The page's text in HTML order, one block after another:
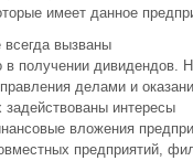
имеет данное
вызваны
в получении дивидендов.
делами и
интересы
вложения
предприятий,